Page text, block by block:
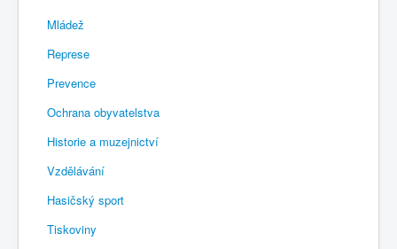
Mládež
Represe
Prevence
Ochrana obyvatelstva
Historie a muzejnictví
Vzdělávání
Hasičský sport
Tiskoviny